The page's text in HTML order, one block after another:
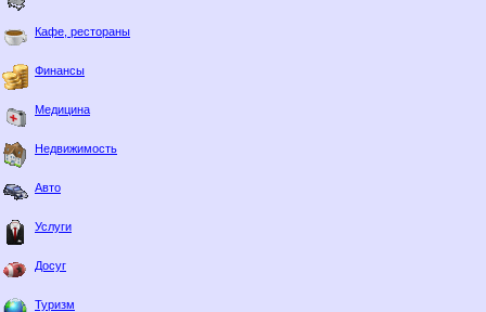
Кафе, рестораны
Финансы
Медицина
Недвижимость
Авто
Услуги
Досуг
Туризм